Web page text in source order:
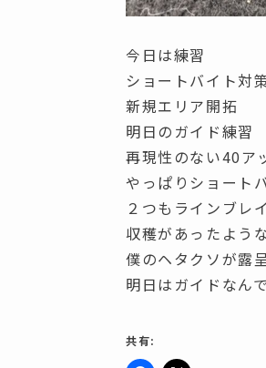
今日は練習
ショートバイト対
新規エリア開拓
明日のガイド練習
再現性のない40ア
やっぱりショート
２つもラインブレ
収穫があったよう
僕のヘタクソが露
明日はガイドな
共有: